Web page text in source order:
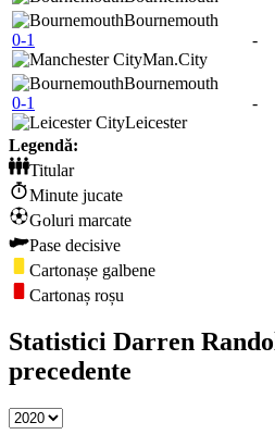
Bournemouth
0-1
Man.City
-
Bournemouth
0-1
Leicester
-
Legendă:
Titular
Minute jucate
Goluri marcate
Pase decisive
Cartonașe galbene
Cartonaș roșu
Statistici Darren
precedente